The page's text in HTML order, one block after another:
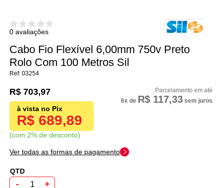
0 avaliações
Cabo Fio Flexível 6,00mm 750v Preto
Rolo Com 100 Metros Sil
03254
R$ 689,89
com 2% de desconto
R$ 703,97
6x de R$ 117,33sem juros
Ver todas as formas de pagamento
- +